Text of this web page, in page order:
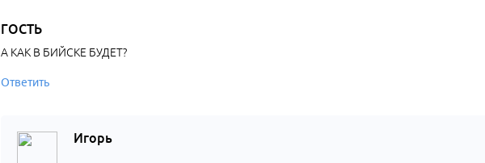
ГОСТЬ
А КАК В БИЙСКЕ БУДЕТ?
Ответить
Игорь